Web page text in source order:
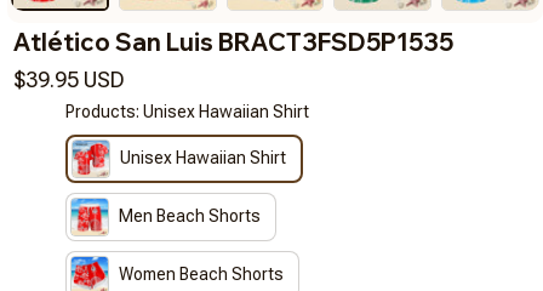
Atlético San Luis BRACT3FSD5P1535
$39.95 USD
Products: Unisex Hawaiian Shirt
Unisex Hawaiian Shirt
Men Beach Shorts
Women Beach Shorts